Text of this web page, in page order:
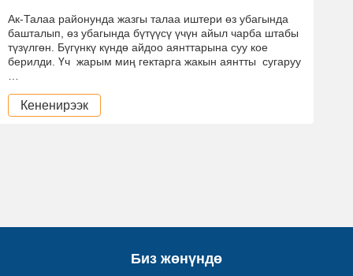
Ак-Талаа районунда жазгы талаа иштери өз убагында
башталып, өз убагында бүтүүсү үчүн айыл чарба штабы
түзүлгөн. Бүгүнкү күндө айдоо аянттарына суу кое
берилди. Үч жарым миң гектарга жакын аянтты сугаруу
…
Кененирээк
Биз жөнүндө